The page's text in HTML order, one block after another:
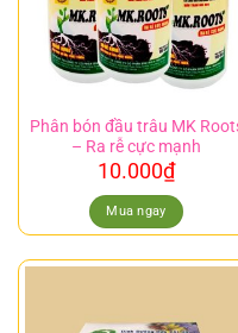
Phân bón đầu trâu MK
– Ra rễ cực mạnh
10.000₫
Mua ngay